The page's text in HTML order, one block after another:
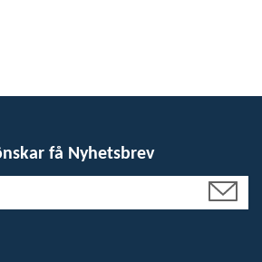
få Nyhetsbrev